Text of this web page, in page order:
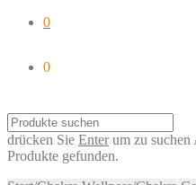
0
0
drücken Sie Enterum zu suchen
Produkte gefunden.